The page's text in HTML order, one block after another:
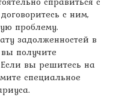
с ним,
проблему.
задолженностей в
получите
вы решитесь на
специальное